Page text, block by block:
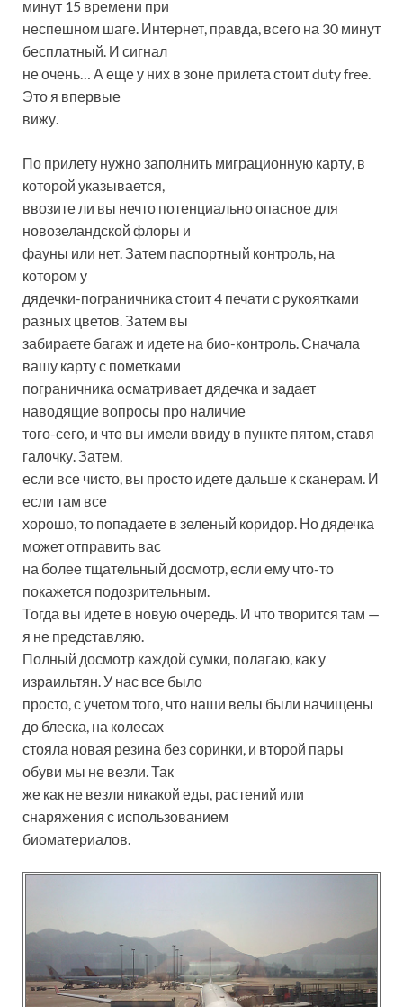
минут 15 времени при
неспешном шаге. Интернет, правда, всего на 30 минут
бесплатный. И сигнал
не очень… А еще у них в зоне прилета стоит duty free.
Это я впервые
вижу.
По прилету нужно заполнить миграционную карту, в
которой указывается,
ввозите ли вы нечто потенциально опасное для
новозеландской флоры и
фауны или нет. Затем паспортный контроль, на
котором у
дядечки-пограничника стоит 4 печати с рукоятками
разных цветов. Затем вы
забираете багаж и идете на био-контроль. Сначала
вашу карту с пометками
пограничника осматривает дядечка и задает
наводящие вопросы про наличие
того-сего, и что вы имели ввиду в пункте пятом, ставя
галочку. Затем,
если все чисто, вы просто идете дальше к сканерам. И
если там все
хорошо, то попадаете в зеленый коридор. Но дядечка
может отправить вас
на более тщательный досмотр, если ему что-то
покажется подозрительным.
Тогда вы идете в новую очередь. И что творится там —
я не представляю.
Полный досмотр каждой сумки, полагаю, как у
израильтян. У нас все было
просто, с учетом того, что наши велы были начищены
до блеска, на колесах
стояла новая резина без соринки, и второй пары
обуви мы не везли. Так
же как не везли никакой еды, растений или
снаряжения с использованием
биоматериалов.